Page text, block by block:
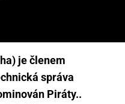
je členem
správa
Piráty..